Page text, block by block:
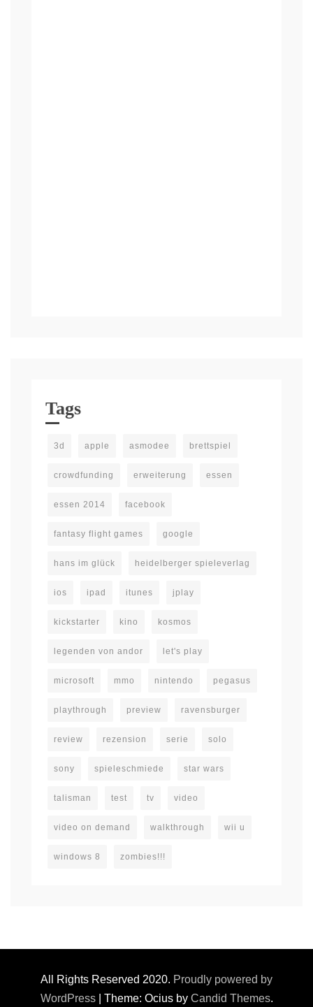
Tags
3d apple asmodee brettspiel
crowdfunding erweiterung essen
essen 2014 facebook
fantasy flight games google
hans im glück heidelberger spieleverlag
ios ipad itunes jplay
kickstarter kino kosmos
legenden von andor let's play
microsoft mmo nintendo pegasus
playthrough preview ravensburger
review rezension serie solo
sony spieleschmiede star wars
talisman test tv video
video on demand walkthrough wii u
windows 8 zombies!!!
All Rights Reserved 2020. Proudly powered by
WordPress
Theme: Ocius by Candid Themes.